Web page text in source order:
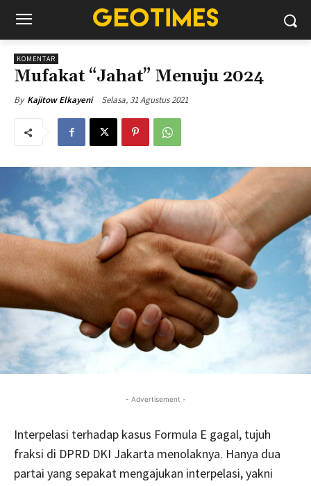
KOMENTAR
Mufakat “Jahat” Menuju 2024
By Kajitow Elkayeni Selasa, 31 Agustus 2021
- Advertisement -
Interpelasi terhadap kasus Formula E gagal, tujuh
fraksi di DPRD DKI Jakarta menolaknya. Hanya dua
partai yang sepakat mengajukan interpelasi, yakni